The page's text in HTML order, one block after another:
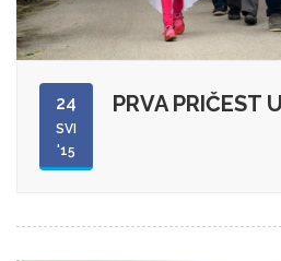
24
SVI
'15
PRVA PRIČEST